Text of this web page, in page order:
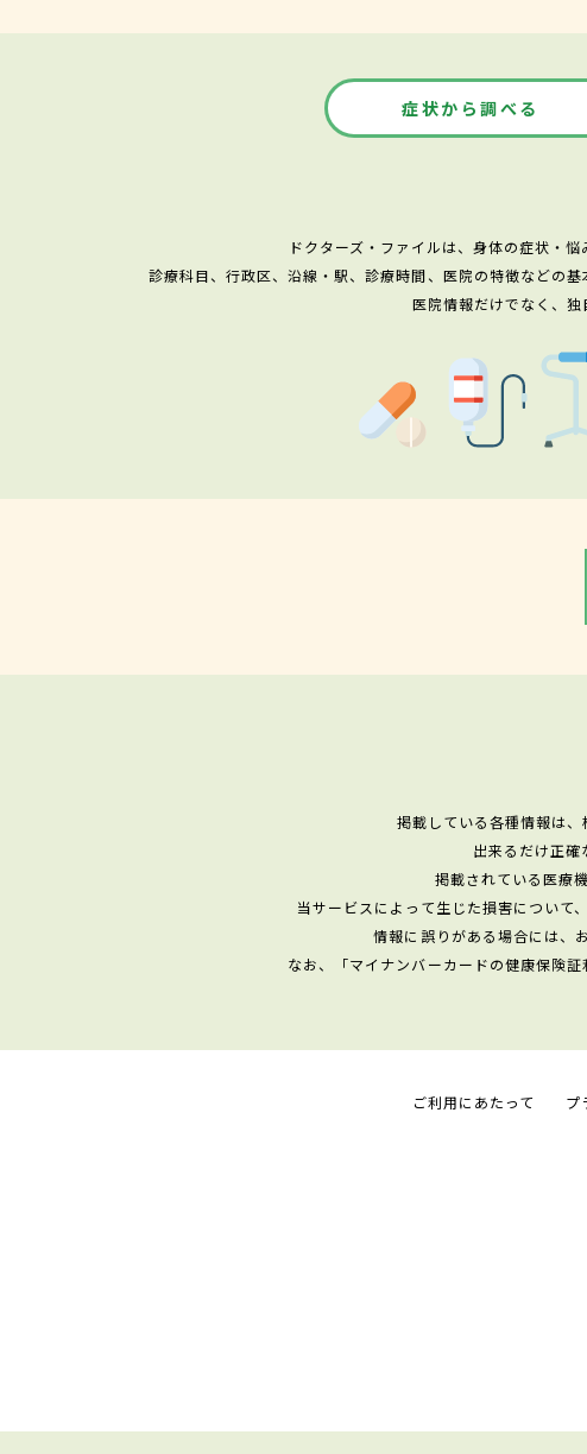
症状から調べる
ドクターズ・ファイルは、身体の症状・
診療科目、行政区、沿線・駅、診療時間、医院の特徴などの
医院情報だけでなく、
掲載している各種情報は
出来るだけ正確
掲載されている医療
当サービスによって生じた損害について
情報に誤りがある場合には、
なお、「マイナンバーカードの健康保険
ご利用にあたって プ